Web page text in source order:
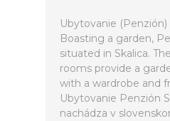
Ubytovanie (Penzión)
Boasting a garden,
situated in Skalica.
rooms provide a
with a wardrobe and
Ubytovanie Penzión
nachádza v